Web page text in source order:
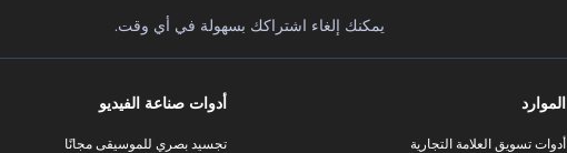
يمكنك إلغاء اشتراكك بسهولة في أي وقت.
الموارد
أدوات تسويق العلامة التجارية
أدوات صناعة الفيديو
تجسيد بصري للموسيقى مجانًا